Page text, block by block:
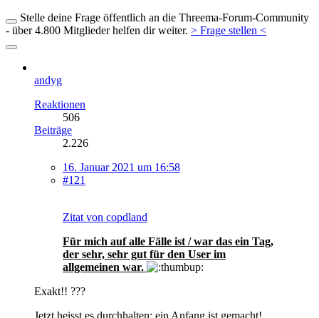
Stelle deine Frage öffentlich an die Threema-Forum-Community
- über 4.800 Mitglieder helfen dir weiter. > Frage stellen <
andyg
Reaktionen
506
Beiträge
2.226
16. Januar 2021 um 16:58
#121
Zitat von copdland
Für mich auf alle Fälle ist / war das ein Tag,
der sehr, sehr gut für den User im
allgemeinen war.
Exakt!! ???
Jetzt heisst es durchhalten: ein Anfang ist gemacht!